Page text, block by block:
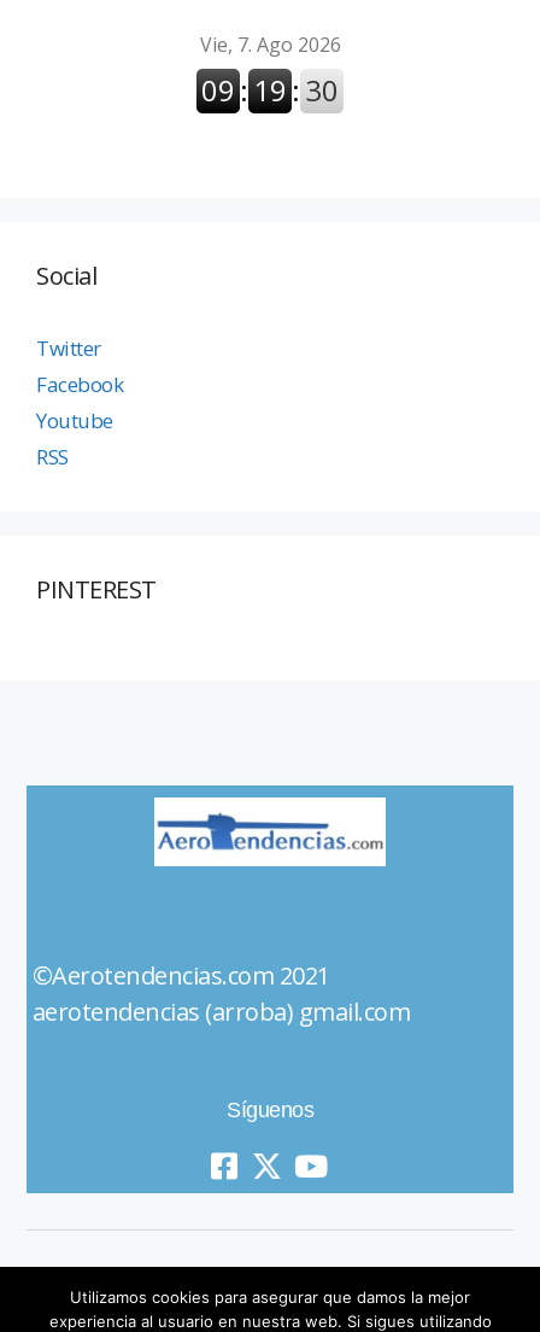
Social
Twitter
Facebook
Youtube
RSS
PINTEREST
©Aerotendencias.com 2021
aerotendencias (arroba) gmail.com
Síguenos
Utilizamos cookies para asegurar que damos la mejor
experiencia al usuario en nuestra web. Si sigues utilizando